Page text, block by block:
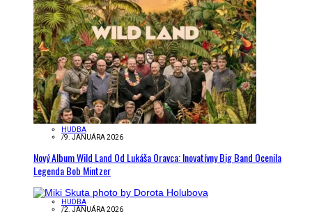
HUDBA
/9. JANUÁRA 2026
Nový Album Wild Land Od Lukáša Oravca: Inovatívny Big Band Ocenila
Legenda Bob Mintzer
HUDBA
/2. JANUÁRA 2026